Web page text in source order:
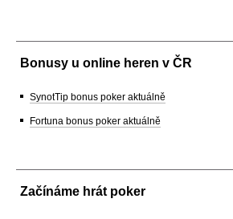
Bonusy u online heren v ČR
SynotTip bonus poker aktuálně
Fortuna bonus poker aktuálně
Začínáme hrát poker